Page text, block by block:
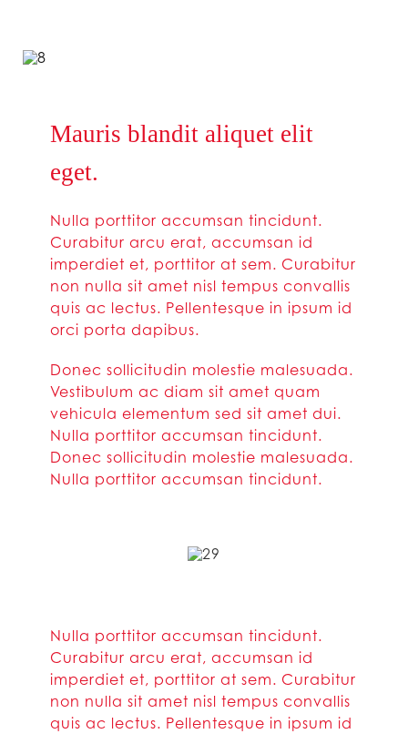
Mauris blandit aliquet elit
eget.
Nulla porttitor accumsan tincidunt.
Curabitur arcu erat, accumsan id
imperdiet et, porttitor at sem. Curabitur
non nulla sit amet nisl tempus convallis
quis ac lectus. Pellentesque in ipsum id
orci porta dapibus.
Donec sollicitudin molestie malesuada.
Vestibulum ac diam sit amet quam
vehicula elementum sed sit amet dui.
Nulla porttitor accumsan tincidunt.
Donec sollicitudin molestie malesuada.
Nulla porttitor accumsan tincidunt.
Nulla porttitor accumsan tincidunt.
Curabitur arcu erat, accumsan id
imperdiet et, porttitor at sem. Curabitur
non nulla sit amet nisl tempus convallis
quis ac lectus. Pellentesque in ipsum id